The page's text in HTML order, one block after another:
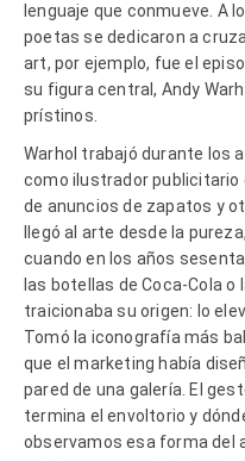
lenguaje que conmueve. A
poetas se dedicaron a
art, por ejemplo, fue el
su figura central, Andy
prístinos.
Warhol trabajó durante los
como ilustrador publicitario
de anuncios de zapatos y
llegó al arte desde la
cuando en los años
las botellas de Coca-Cola
traicionaba su origen: lo
Tomó la iconografía más
que el marketing había
pared de una galería. El
termina el envoltorio y
observamos esa forma del